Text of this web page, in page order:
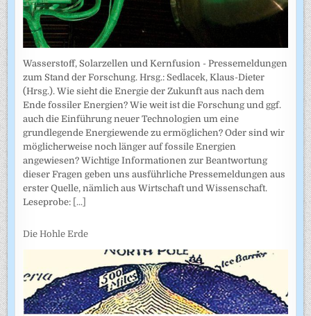
Wasserstoff, Solarzellen und Kernfusion - Pressemeldungen
zum Stand der Forschung. Hrsg.: Sedlacek, Klaus-Dieter
(Hrsg.). Wie sieht die Energie der Zukunft aus nach dem
Ende fossiler Energien? Wie weit ist die Forschung und ggf.
auch die Einführung neuer Technologien um eine
grundlegende Energiewende zu ermöglichen? Oder sind wir
möglicherweise noch länger auf fossile Energien
angewiesen? Wichtige Informationen zur Beantwortung
dieser Fragen geben uns ausführliche Pressemeldungen aus
erster Quelle, nämlich aus Wirtschaft und Wissenschaft.
Leseprobe: [...]
Die Hohle Erde